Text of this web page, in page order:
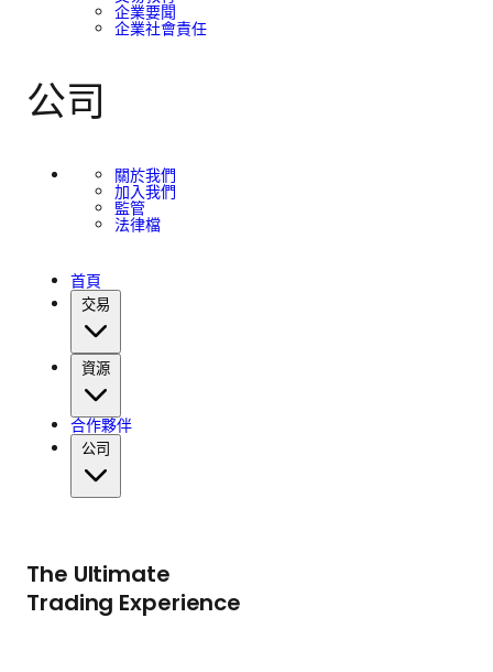
企業要聞
企業社會責任
公司
關於我們
加入我們
監管
法律檔
首頁
交易
資源
合作夥伴
公司
The Ultimate
Trading Experience